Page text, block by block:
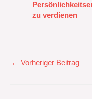
zu verdienen
← Vorheriger Beitrag